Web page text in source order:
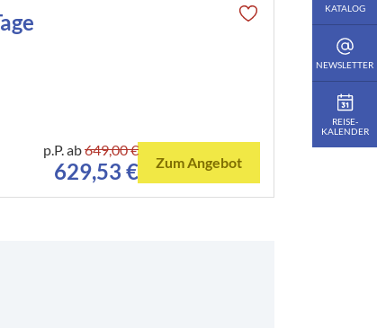
p.P. ab649,00 €
629,53 € Zum Angebot
KATALOG
NEWSLETTER
REISE­
KALENDER